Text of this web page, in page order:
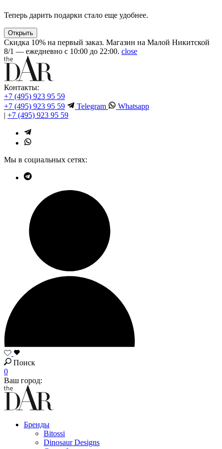
Теперь дарить подарки стало еще удобнее.
Открыть
Скидка 10% на первый заказ. Магазин на Малой Никитской
8/1 — ежедневно с 10:00 до 22:00. close
Контакты:
+7 (495) 923 95 59
+7 (495) 923 95 59
Telegram
Whatsapp
| +7 (495) 923 95 59
Мы в социальных сетях:
Поиск
0
Ваш город:
Бренды
Bitossi
Dinosaur Designs